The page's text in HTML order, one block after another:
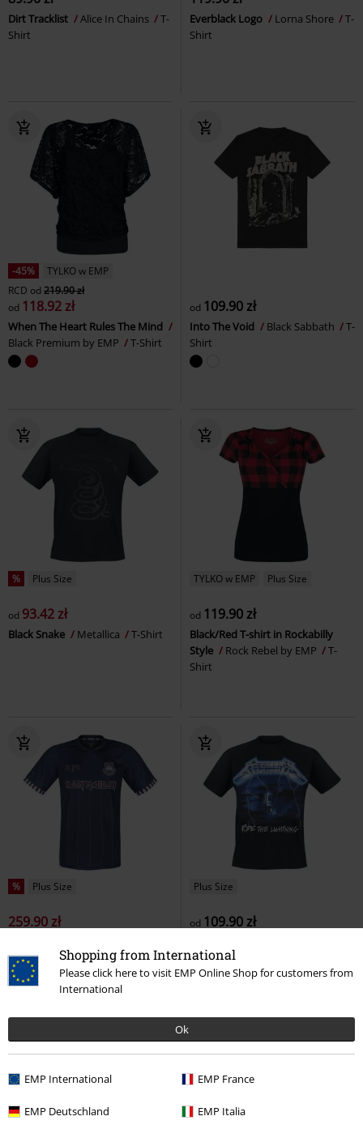
Shopping from International
Please click here to visit EMP Online Shop for customers from
International
Ok
EMP International EMP France
EMP Deutschland EMP Italia
Dirt Tracklist Alice In Chains
T-
Shirt
Everblack Logo Lorna Shore
T-
Shirt
-45%
TYLKO w EMP
RCD od 219.90 zł
od 118.92 zł
When The Heart Rules The Mind
Black Premium by EMP
T-Shirt
od 109.90 zł
Into The Void Black Sabbath
T-
Shirt
% Plus Size
od 93.42 zł
Black Snake Metallica T-Shirt
TYLKO w EMP Plus Size
od 119.90 zł
Black/Red T-shirt in Rockabilly
Style
Rock Rebel by EMP
T-
Shirt
% Plus Size
259.90 zł
Maiden
Koszulka sportowa
Plus Size
od 109.90 zł
Shirt